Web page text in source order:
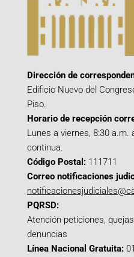
Dirección de
Edificio Nuevo del
Piso.
Horario de recepción
Lunes a viernes, 8:30 a.m.
continua.
Código Postal: 111711
Correo notificaciones
PQRSD:
Atención peticiones,
denuncias
Línea Nacional Gratuita: